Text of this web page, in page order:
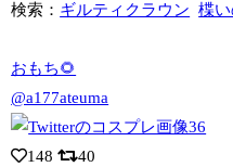
検索： ギルティクラウン 楪い
おもち🌻
@a177ateuma
148
40